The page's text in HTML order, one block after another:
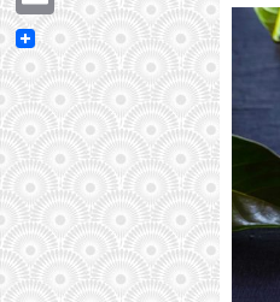
Email